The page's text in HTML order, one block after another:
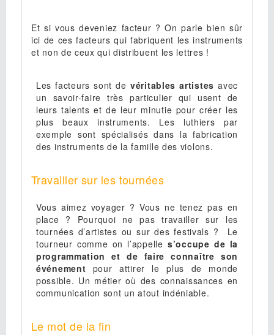
Et si vous deveniez facteur ? On parle bien sûr
ici de ces facteurs qui fabriquent les instruments
et non de ceux qui distribuent les lettres !
Les facteurs sont de véritables artistes avec
un savoir-faire très particulier qui usent de
leurs talents et de leur minutie pour créer les
plus beaux instruments. Les luthiers par
exemple sont spécialisés dans la fabrication
des instruments de la famille des violons.
Travailler sur les tournées
Vous aimez voyager ? Vous ne tenez pas en
place ? Pourquoi ne pas travailler sur les
tournées d’artistes ou sur des festivals ? Le
tourneur comme on l’appelle s’occupe de la
programmation et de faire connaître son
événement pour attirer le plus de monde
possible. Un métier où des connaissances en
communication sont un atout indéniable.
Le mot de la fin